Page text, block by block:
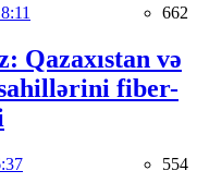
662
Qazaxıstan və
fiber-
554